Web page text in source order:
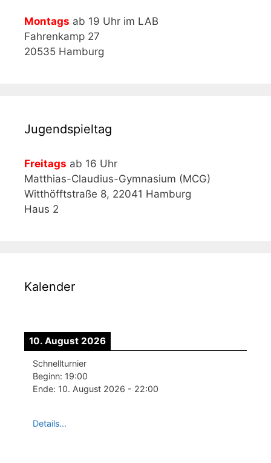
Montags ab 19 Uhr im LAB
Fahrenkamp 27
20535 Hamburg
Jugendspieltag
Freitags ab 16 Uhr
Matthias-Claudius-Gymnasium (MCG)
Witthöfftstraße 8, 22041 Hamburg
Haus 2
Kalender
10. August 2026
Schnellturnier
Beginn: 19:00
Ende: 10. August 2026 - 22:00
Details...